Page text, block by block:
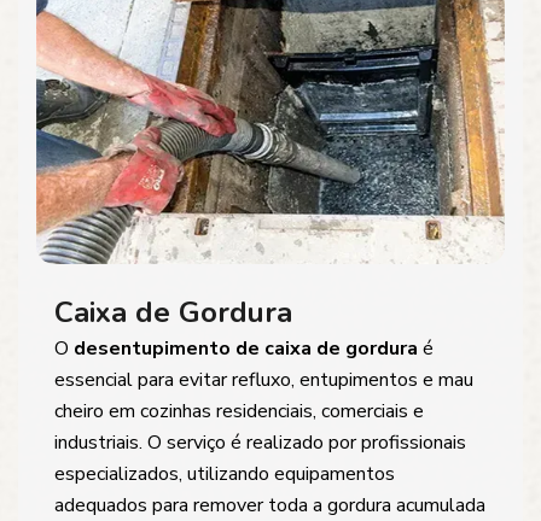
Caixa de Gordura
O desentupimento de caixa de gordura é
essencial para evitar refluxo, entupimentos e mau
cheiro em cozinhas residenciais, comerciais e
industriais. O serviço é realizado por profissionais
especializados, utilizando equipamentos
adequados para remover toda a gordura acumulada